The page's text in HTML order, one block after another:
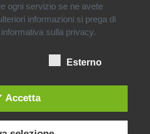
in tutto il Nord Italia
ogni servizio se ne avete
informazioni si prega di
sulla privacy.
Esterno
Accetta